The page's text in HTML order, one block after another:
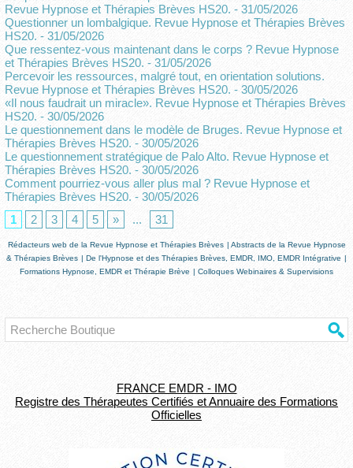
FRANCE EMDR - IMO
Registre des Thérapeutes Certifiés et Annuaire des Formations
Officielles
Revue Hypnose et Thérapies Brèves HS20. - 31/05/2026
Questionner un lombalgique. Revue Hypnose et Thérapies Brèves
HS20. - 31/05/2026
Que ressentez-vous maintenant dans le corps ? Revue Hypnose
et Thérapies Brèves HS20. - 31/05/2026
Percevoir les ressources, malgré tout, en orientation solutions.
Revue Hypnose et Thérapies Brèves HS20. - 30/05/2026
«Il nous faudrait un miracle». Revue Hypnose et Thérapies Brèves
HS20. - 30/05/2026
Le questionnement dans le modèle de Bruges. Revue Hypnose et
Thérapies Brèves HS20. - 30/05/2026
Le questionnement stratégique de Palo Alto. Revue Hypnose et
Thérapies Brèves HS20. - 30/05/2026
Comment pourriez-vous aller plus mal ? Revue Hypnose et
Thérapies Brèves HS20. - 30/05/2026
1
2 3 4 5 » ... 31
Rédacteurs web de la Revue Hypnose et Thérapies Brèves | Abstracts de la Revue Hypnose
& Thérapies Brèves | De l'Hypnose et des Thérapies Brèves, EMDR, IMO, EMDR Intégrative |
Formations Hypnose, EMDR et Thérapie Brève | Colloques Webinaires & Supervisions